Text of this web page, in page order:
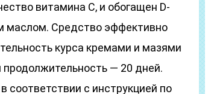
витамина С, и обогащен D-
маслом. Средство эффективно
курса кремами и мазями
— 20 дней.
с инструкцией по